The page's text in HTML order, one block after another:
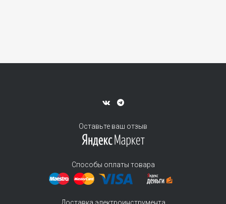
Оставьте ваш отзыв
Способы оплаты товара
Доставка электроинструмента